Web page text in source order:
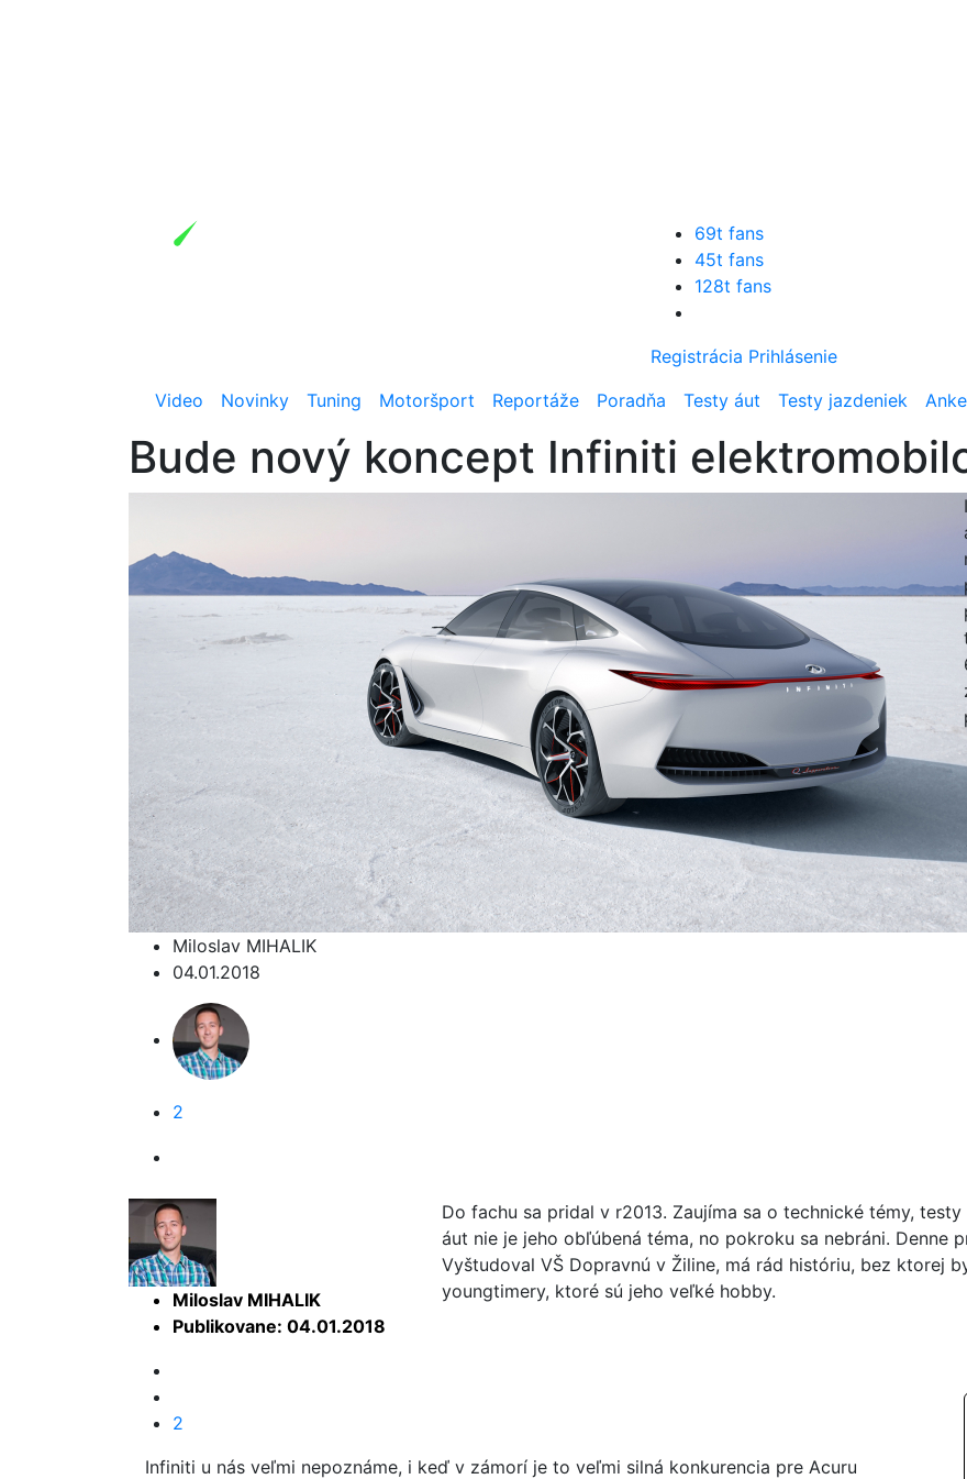
69t fans
45t fans
128t fans
Registrácia Prihlásenie
Video
Novinky Tuning Motoršport Reportáže Poradňa Testy áut Testy jazdeniek
Bude nový koncept Infiniti
Miloslav MIHALIK
04.01.2018
2
Miloslav MIHALIK
Publikovane: 04.01.2018
Do fachu sa pridal v r2013. Zaujíma sa o technické témy,
áut nie je jeho obľúbená téma, no pokroku sa nebráni. Denne
Vyštudoval VŠ Dopravnú v Žiline, má rád históriu, bez ktorej
youngtimery, ktoré sú jeho veľké hobby.
2
Infiniti u nás veľmi nepoznáme, i keď v zámorí je to veľmi silná konkurencia pre Acuru